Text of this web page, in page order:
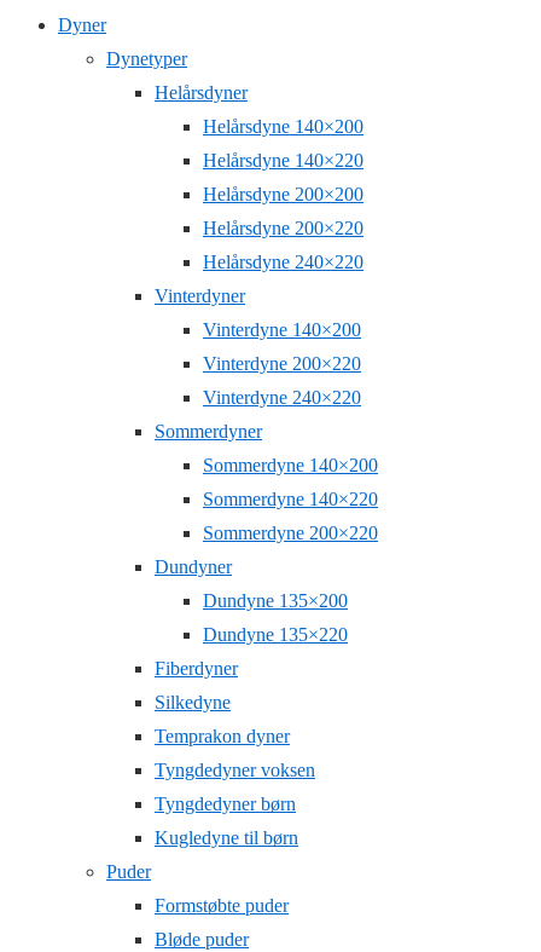
Dyner
Dynetyper
Helårsdyner
Helårsdyne 140×200
Helårsdyne 140×220
Helårsdyne 200×200
Helårsdyne 200×220
Helårsdyne 240×220
Vinterdyner
Vinterdyne 140×200
Vinterdyne 200×220
Vinterdyne 240×220
Sommerdyner
Sommerdyne 140×200
Sommerdyne 140×220
Sommerdyne 200×220
Dundyner
Dundyne 135×200
Dundyne 135×220
Fiberdyner
Silkedyne
Temprakon dyner
Tyngdedyner voksen
Tyngdedyner børn
Kugledyne til børn
Puder
Formstøbte puder
Bløde puder